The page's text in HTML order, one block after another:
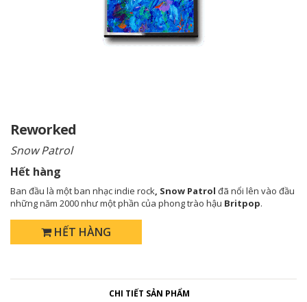
Reworked
Snow Patrol
Hết hàng
Ban đầu là một ban nhạc indie rock, Snow Patrol đã nổi lên vào đầu
những năm 2000 như một phần của phong trào hậu Britpop.
HẾT HÀNG
CHI TIẾT SẢN PHẨM